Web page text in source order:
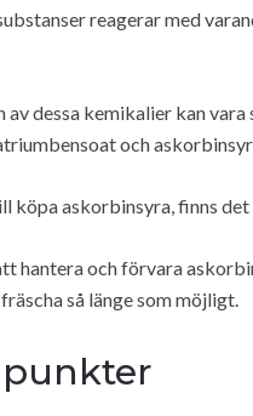
reagerar med
av dessa kemikalier kan
och
köpa askorbinsyra, finns
hantera och förvara
så länge som möjligt.